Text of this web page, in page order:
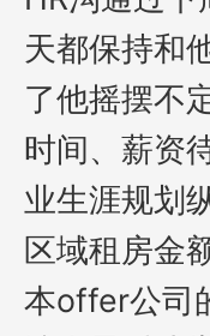
天都保持和
了他摇摆不
时间、薪资
业生涯规划
区域租房金
本offer公司